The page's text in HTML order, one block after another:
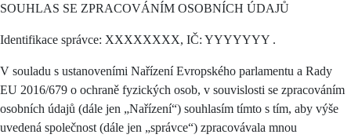
SOUHLAS SE ZPRACOVÁNÍM OSOBNÍCH ÚDAJŮ
Identifikace správce: XXXXXXXX, IČ: YYYYYYY .
V souladu s ustanoveními Nařízení Evropského parlamentu a Rady
EU 2016/679 o ochraně fyzických osob, v souvislosti se zpracováním
osobních údajů (dále jen „Nařízení“) souhlasím tímto s tím, aby výše
uvedená společnost (dále jen „správce“) zpracovávala mnou